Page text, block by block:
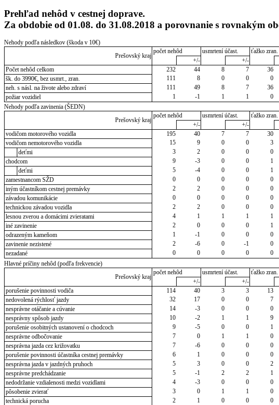
Prehľad nehôd v cestnej doprave.
Za obdobie od 01.08. do 31.08.2018 a porovnanie s rovnakým
Nehody podľa následkov (škoda v 10€)
Prešovský kraj
počet nehôd usmrtení účast. ťažko zran.
+/-
+/-
Počet nehôd celkom
232 44 8 7 36
šk. do 3990€, bez usmrt., zran.
111 8 0 0 0
neh. s násl. na živote alebo zdraví
111 49 8 7 36
požiar vozidiel
1 -1 1 1 0
Nehody podľa zavinenia (ŠEDN)
Prešovský kraj
počet nehôd usmrtení účast. ťažko zran.
+/-
+/-
vodičom motorového vozidla
195 40 7 7 30
vodičom nemotorového vozidla
15 9 0 0 3
deťmi
3 2 0 0 0
chodcom
9 -3 0 0 1
deťmi
5 -4 0 0 1
zamestnancom SŽD
0 0 0 0 0
iným účastníkom cestnej premávky
2 2 0 0 0
závadou komunikácie
0 0 0 0 0
technickou závadou vozidla
2 2 0 0 0
lesnou zverou a domácimi zvieratami
4 1 1 1 1
iné zavinenie
2 0 0 0 1
odrazeným kameňom
1 -1 0 0 0
zavinenie nezistené
2 -6 0 -1 0
nezadané
0 0 0 0 0
Hlavné príčiny nehôd (podľa frekvencie)
Prešovský kraj
počet nehôd usmrtení účast. ťažko zran.
+/-
+/-
porušenie povinnosti vodiča
114 40 3 3 13
nedovolená rýchlosť jazdy
32 17 0 0 7
nesprávne otáčanie a cúvanie
14 -3 0 0 0
nesprávny spôsob jazdy
10 -2 1 1 9
porušenie osobitných ustanovení o chodcoch
9 -5 0 0 1
nesprávne odbočovanie
7 0 1 1 0
nesprávna jazda cez križovatku
7 -6 0 0 0
porušenie povinnosti účastníka cestnej premávky
6 1 0 0 0
nesprávna jazda v jazdných pruhoch
5 3 0 0 2
nesprávne predchádzanie
5 -1 2 2 1
nedodržanie vzdialenosti medzi vozidlami
4 -3 0 0 0
pôsobenie zvierať
3 0 1 1 0
technická porucha
2 1 0 0 0